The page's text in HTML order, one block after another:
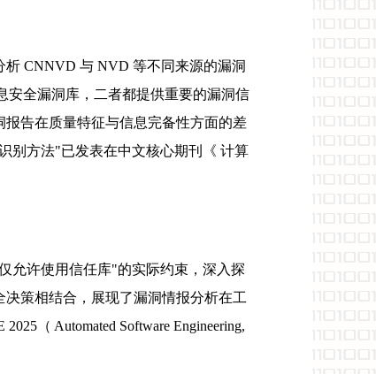
CNNVD 与 NVD 等不同来源的漏洞
安全漏洞库，二者都提供重要的漏洞信
告在质量特征与信息完备性方面的差
别方法"已发表在中文核心期刊《 计算
允许使用信任库"的实际约束，深入探
策相结合，展现了漏洞情报分析在工
（ Automated Software Engineering,